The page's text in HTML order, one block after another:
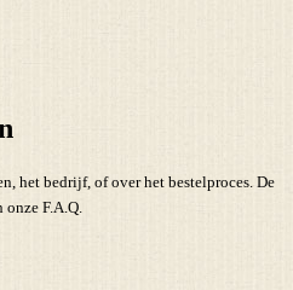
het bedrijf, of over het bestelproces. De
onze F.A.Q.